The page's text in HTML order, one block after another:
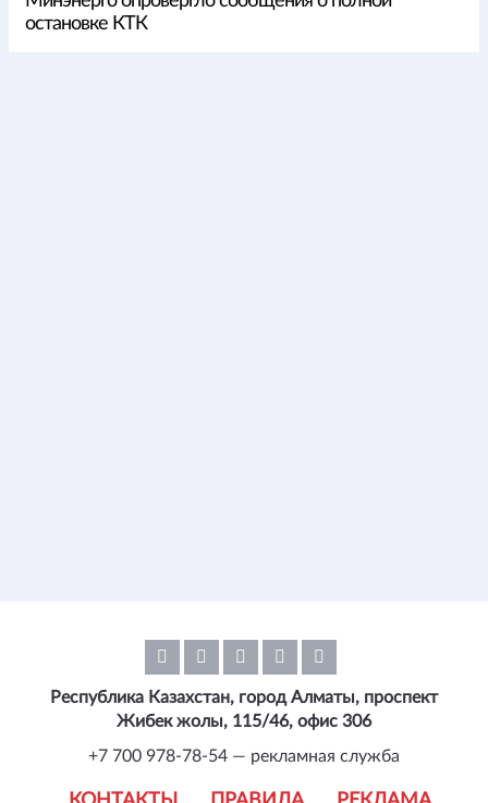
остановке КТК
Республика Казахстан, город Алматы, проспект
Жибек жолы, 115/46, офис 306
+7 700 978-78-54 — рекламная служба